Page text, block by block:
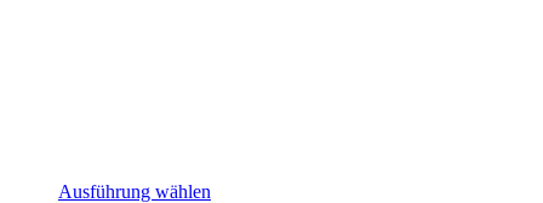
Ausführung wählen